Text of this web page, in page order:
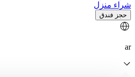
شراء منزل
حجز فندق
ar